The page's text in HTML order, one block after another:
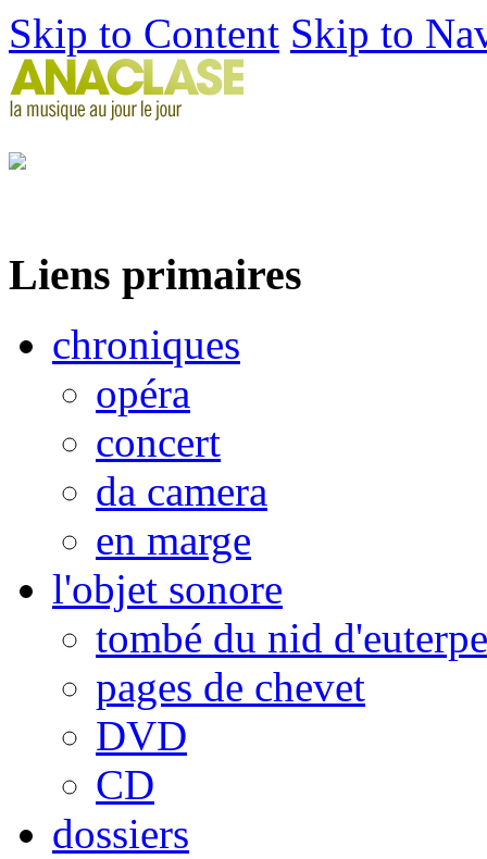
Skip to Content Skip to
Liens primaires
chroniques
opéra
concert
da camera
en marge
l'objet sonore
tombé du nid d'euterpe
pages de chevet
DVD
CD
dossiers